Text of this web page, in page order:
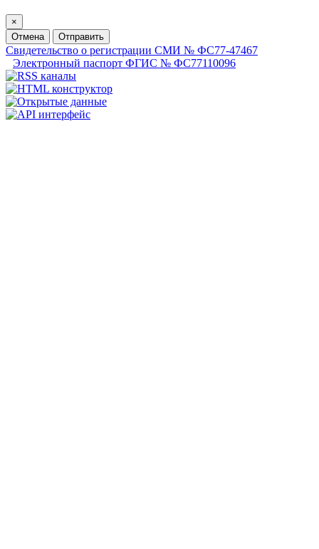
×
Отмена
Отправить
Свидетельство о регистрации СМИ № ФС77-47467
Электронный паспорт ФГИС № ФС77110096